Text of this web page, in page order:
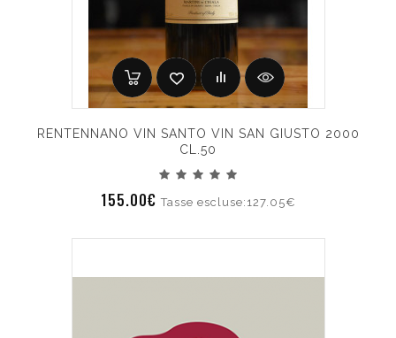
RENTENNANO VIN SANTO VIN SAN GIUSTO 2000
CL.50
155.00€Tasse escluse:127.05€